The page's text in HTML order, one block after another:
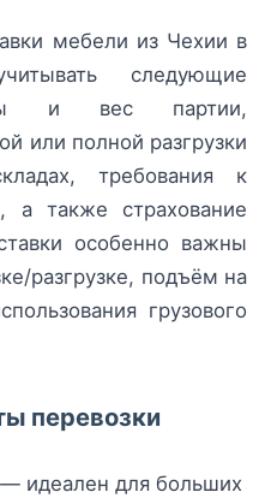
мебели из Чехии в
следующие
и вес партии,
или полной разгрузки
требования к
а также страхование
особенно важны
разгрузке, подъём на
грузового
перевозки
идеален для больших